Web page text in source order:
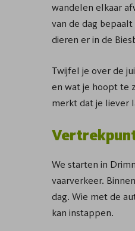
wandelen elkaar
van de dag
dieren er in de
Twijfel je over de
en wat je hoopt te
merkt dat je liever
We starten in
vaarverkeer.
dag. Wie met de
kan instappen.